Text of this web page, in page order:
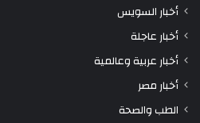
أخبار السويس
أخبار عاجلة
أخبار عربية وعالمية
أخبار مصر
الطب والصحة